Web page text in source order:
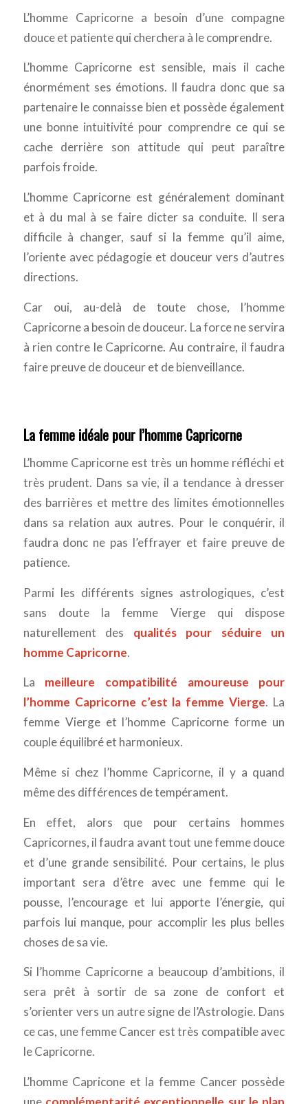
L’homme Capricorne a besoin d’une compagne
douce et patiente qui cherchera à le comprendre.
L’homme Capricorne est sensible, mais il cache
énormément ses émotions. Il faudra donc que sa
partenaire le connaisse bien et possède également
une bonne intuitivité pour comprendre ce qui se
cache derrière son attitude qui peut paraître
parfois froide.
L’homme Capricorne est généralement dominant
et à du mal à se faire dicter sa conduite. Il sera
difficile à changer, sauf si la femme qu’il aime,
l’oriente avec pédagogie et douceur vers d’autres
directions.
Car oui, au-delà de toute chose, l’homme
Capricorne a besoin de douceur. La force ne servira
à rien contre le Capricorne. Au contraire, il faudra
faire preuve de douceur et de bienveillance.
La femme idéale pour l’homme Capricorne
L’homme Capricorne est très un homme réfléchi et
très prudent. Dans sa vie, il a tendance à dresser
des barrières et mettre des limites émotionnelles
dans sa relation aux autres. Pour le conquérir, il
faudra donc ne pas l’effrayer et faire preuve de
patience.
Parmi les différents signes astrologiques, c’est
sans doute la femme Vierge qui dispose
naturellement des qualités pour séduire un
homme Capricorne.
La meilleure compatibilité amoureuse pour
l’homme Capricorne c’est la femme Vierge. La
femme Vierge et l’homme Capricorne forme un
couple équilibré et harmonieux.
Même si chez l’homme Capricorne, il y a quand
même des différences de tempérament.
En effet, alors que pour certains hommes
Capricornes, il faudra avant tout une femme douce
et d’une grande sensibilité. Pour certains, le plus
important sera d’être avec une femme qui le
pousse, l’encourage et lui apporte l’énergie, qui
parfois lui manque, pour accomplir les plus belles
choses de sa vie.
Si l’homme Capricorne a beaucoup d’ambitions, il
sera prêt à sortir de sa zone de confort et
s’orienter vers un autre signe de l’Astrologie. Dans
ce cas, une femme Cancer est très compatible avec
le Capricorne.
L’homme Capricone et la femme Cancer possède